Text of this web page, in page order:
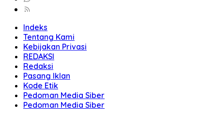
Indeks
Tentang Kami
Kebijakan Privasi
REDAKSI
Redaksi
Pasang Iklan
Kode Etik
Pedoman Media Siber
Pedoman Media Siber